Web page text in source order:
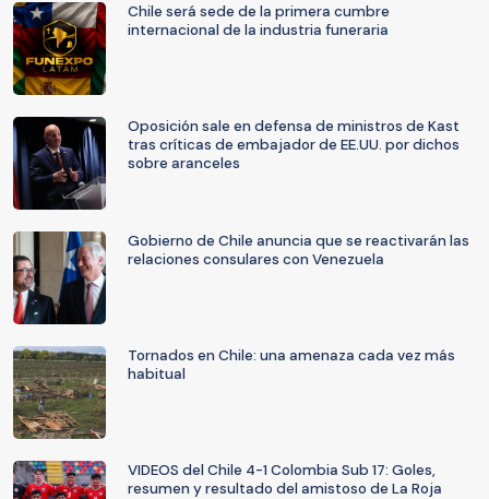
Chile será sede de la primera cumbre
internacional de la industria funeraria
Oposición sale en defensa de ministros de Kast
tras críticas de embajador de EE.UU. por dichos
sobre aranceles
Gobierno de Chile anuncia que se reactivarán las
relaciones consulares con Venezuela
Tornados en Chile: una amenaza cada vez más
habitual
VIDEOS del Chile 4-1 Colombia Sub 17: Goles,
resumen y resultado del amistoso de La Roja